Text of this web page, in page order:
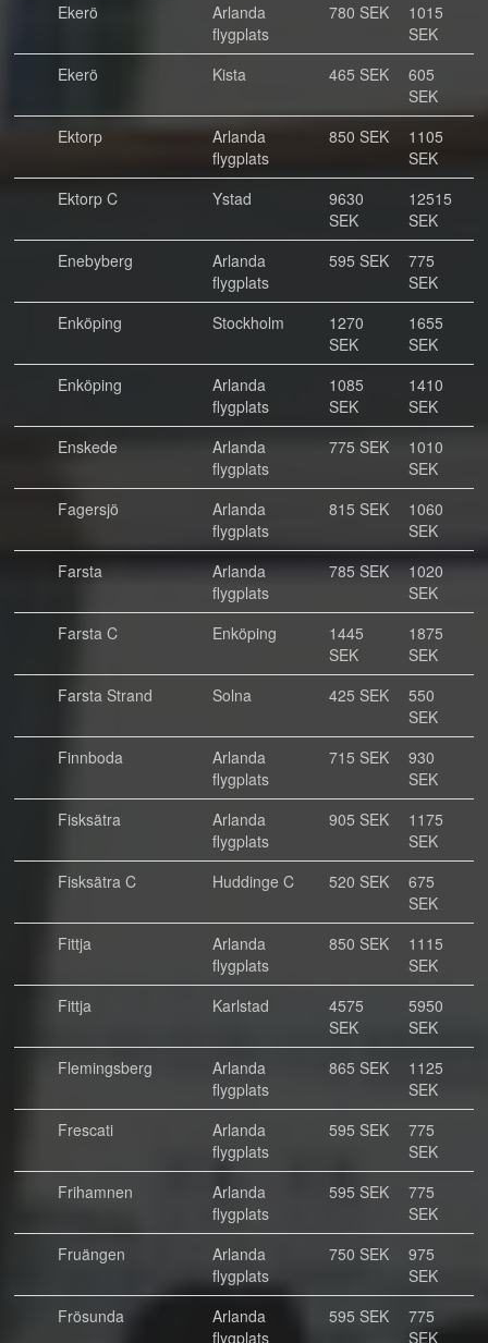
Ekerö
Arlanda
flygplats
780 SEK
1015
SEK
Ekerö
Kista 465 SEK
605
SEK
Ektorp
Arlanda
flygplats
850 SEK
1105
SEK
Ektorp C
Ystad
9630
SEK
12515
SEK
Enebyberg
Arlanda
flygplats
595 SEK
775
SEK
Enköping
Stockholm
1270
SEK
1655
SEK
Enköping
Arlanda
flygplats
1085
SEK
1410
SEK
Enskede
Arlanda
flygplats
775 SEK
1010
SEK
Fagersjö
Arlanda
flygplats
815 SEK
1060
SEK
Farsta
Arlanda
flygplats
785 SEK
1020
SEK
Farsta C
Enköping
1445
SEK
1875
SEK
Farsta Strand
Solna 425 SEK
550
SEK
Finnboda
Arlanda
flygplats
715 SEK
930
SEK
Fisksätra
Arlanda
flygplats
905 SEK
1175
SEK
Fisksätra C
Huddinge C 520 SEK
675
SEK
Fittja
Arlanda
flygplats
850 SEK
1115
SEK
Fittja
Karlstad
4575
SEK
5950
SEK
Flemingsberg
Arlanda
flygplats
865 SEK
1125
SEK
Frescati
Arlanda
flygplats
595 SEK
775
SEK
Frihamnen
Arlanda
flygplats
595 SEK
775
SEK
Fruängen
Arlanda
flygplats
750 SEK
975
SEK
Frösunda
Arlanda
flygplats
595 SEK
775
SEK